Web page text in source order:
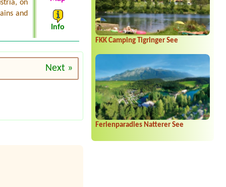
FKK Camping Tigringer See
Ferienparadies Natterer See
on
and
Info
Next »